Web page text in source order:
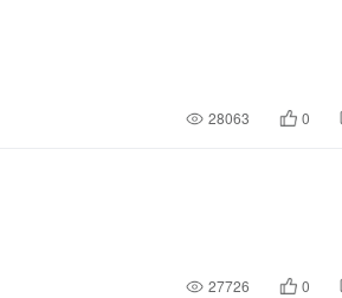
28063 0
27726 0